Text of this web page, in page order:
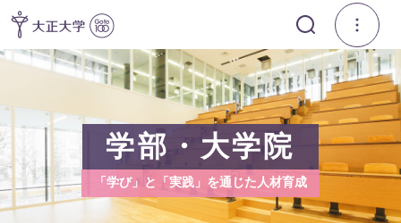
学部・大学院
「学び」と「実践」を通じた人材育成